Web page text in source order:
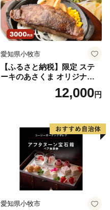
愛知県小牧市
【ふるさと納税】限定 ステ
ーキのあさくま オリジナル
お食事券 3000円 お好きなメ
ニュー 好きなだけ コーンス
県 小牧店 小牧市 チケット 送
12,000円
愛知県小牧市